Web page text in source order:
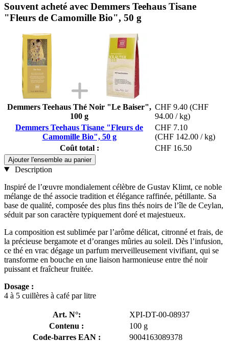
Souvent acheté avec Demmers Teehaus Tisane
"Fleurs de Camomille Bio", 50 g
Demmers Teehaus Thé Noir "Le Baiser",
100 g
CHF 9.40 (CHF
94.00 / kg)
Demmers Teehaus Tisane "Fleurs de
Camomille Bio", 50 g
CHF 7.10
(CHF 142.00 / kg)
Coût total :
CHF 16.50
Ajouter l'ensemble au panier
Description
Inspiré de l’œuvre mondialement célèbre de Gustav Klimt, ce noble
mélange de thé associe tradition et élégance raffinée, pétillante. Sa
base de qualité, composée des plus fins thés noirs de l’île de Ceylan,
séduit par son caractère typiquement doré et majestueux.
La composition est sublimée par l’arôme délicat, citronné et frais, de
la précieuse bergamote et d’oranges mûries au soleil. Dès l’infusion,
ce thé en vrac dégage un parfum merveilleusement vivifiant, qui se
transforme en bouche en une liaison harmonieuse entre thé noir
puissant et fraîcheur fruitée.
Dosage :
4 à 5 cuillères à café par litre
Art. N°:
XPI-DT-00-08937
Contenu :
100 g
Code-barres EAN :
9004163089378